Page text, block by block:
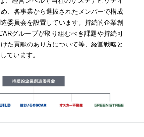
、各事業から選抜されたメンバーで構成
委員会を設置しています。持続的企業創
グループが取り組むべき課題や持続可
た貢献のあり方について等、経営戦略と
ています。